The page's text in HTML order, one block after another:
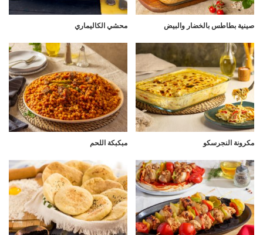
صينية بطاطس بالخضار والبيض محشي الكاليماري
مكرونة النجرسكو مبكبكة اللحم